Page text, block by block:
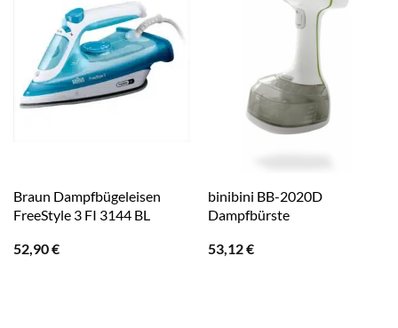
Braun Dampfbügeleisen
FreeStyle 3 FI 3144 BL
52,90€
binibini BB-2020D
Dampfbürste
53,12€